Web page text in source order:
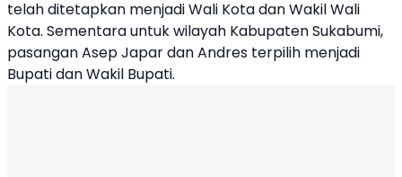
telah ditetapkan menjadi Wali Kota dan Wakil Wali
Kota. Sementara untuk wilayah Kabupaten Sukabumi,
pasangan Asep Japar dan Andres terpilih menjadi
Bupati dan Wakil Bupati.